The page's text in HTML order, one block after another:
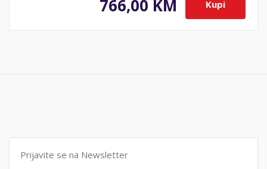
766,00 KM Kupi